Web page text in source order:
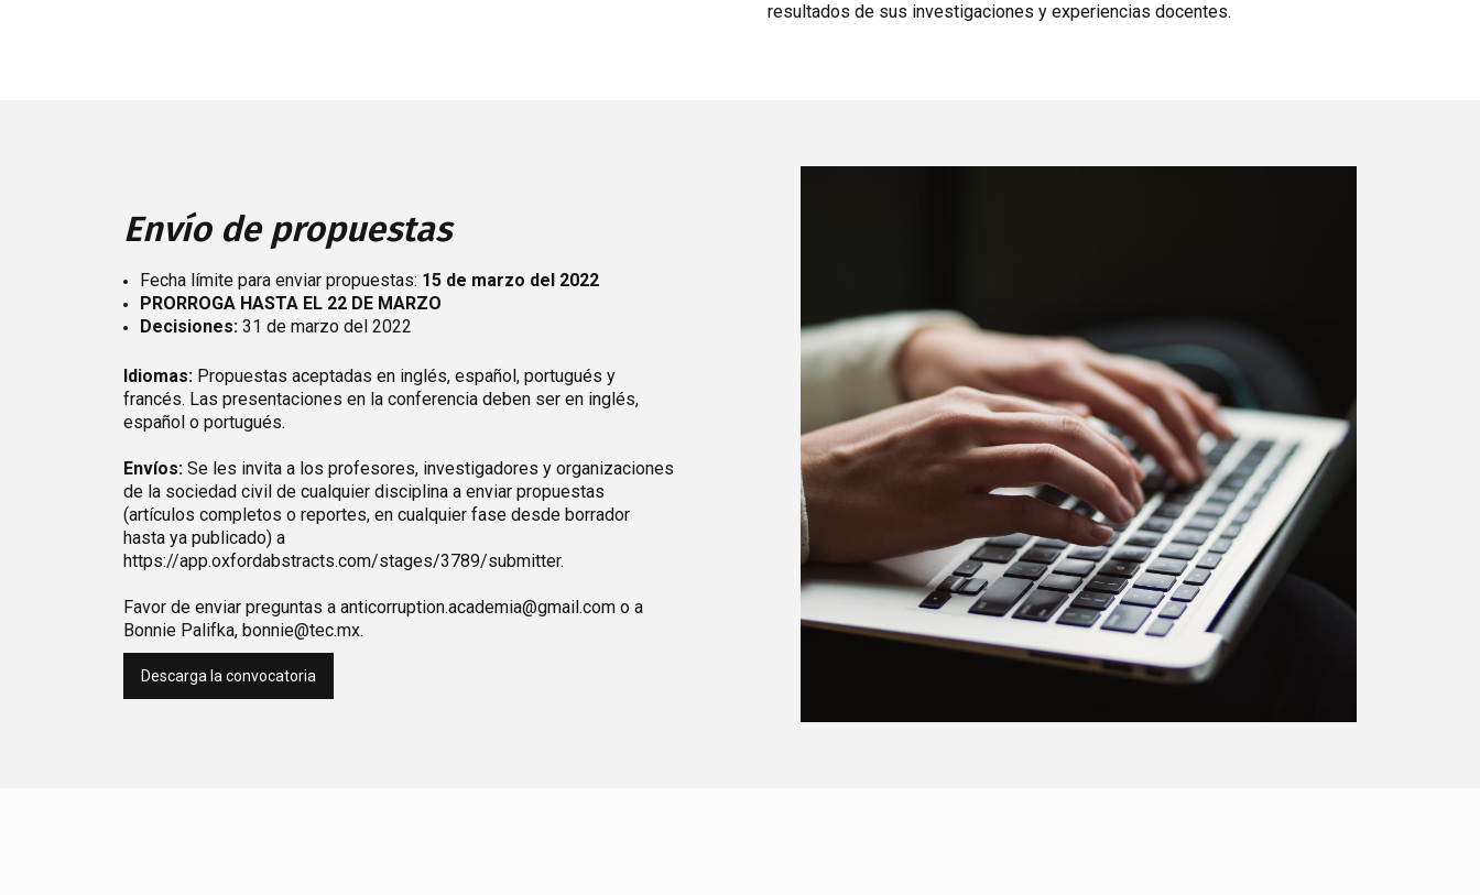
resultados de sus investigaciones y experiencias docentes.
Envío de propuestas
Fecha límite para enviar propuestas: 15 de marzo del 2022
PRORROGA HASTA EL 22 DE MARZO
Decisiones: 31 de marzo del 2022
Idiomas: Propuestas aceptadas en inglés, español, portugués y
francés. Las presentaciones en la conferencia deben ser en inglés,
español o portugués.
Envíos: Se les invita a los profesores, investigadores y organizaciones
de la sociedad civil de cualquier disciplina a enviar propuestas
(artículos completos o reportes, en cualquier fase desde borrador
hasta ya publicado) a
https://app.oxfordabstracts.com/stages/3789/submitter.
Favor de enviar preguntas a anticorruption.academia@gmail.com o a
Bonnie Palifka, bonnie@tec.mx.
Descarga la convocatoria